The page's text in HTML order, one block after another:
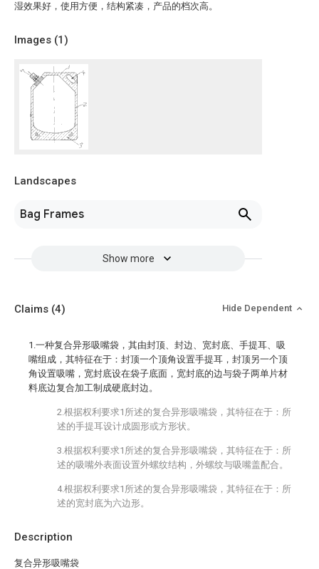
湿效果好，使用方便，结构紧凑，产品的档次高。
Images (1)
Landscapes
Bag Frames
Show more
Description
复合异形吸嘴袋
Claims (4) Hide Dependent
1.一种复合异形吸嘴袋，其由封顶、封边、宽封底、手提耳、吸
嘴组成，其特征在于：封顶一个顶角设置手提耳，封顶另一个顶
角设置吸嘴，宽封底设在袋子底面，宽封底的边与袋子两单片材
料底边复合加工制成硬底封边。
2.根据权利要求1所述的复合异形吸嘴袋，其特征在于：所
述的手提耳设计成圆形或方形状。
3.根据权利要求1所述的复合异形吸嘴袋，其特征在于：所
述的吸嘴外表面设置外螺纹结构，外螺纹与吸嘴盖配合。
4.根据权利要求1所述的复合异形吸嘴袋，其特征在于：所
述的宽封底为六边形。